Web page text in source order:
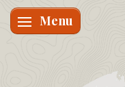
Skifte navigation
Menu